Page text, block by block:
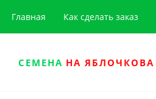
Главная Как сделать заказ
СЕМЕНА НА ЯБЛОЧКОВА